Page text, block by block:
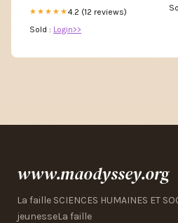
★★★★★4.2 (12 reviews)
Sold : Login>>
www.maodyssey.org
La faille SCIENCES HUMAINES ET
jeunesseLa faille